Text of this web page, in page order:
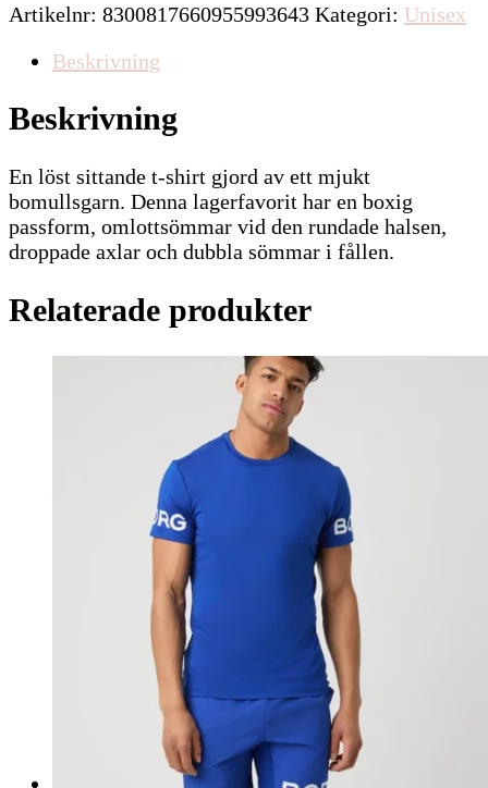
Artikelnr: 8300817660955993643 Kategori: Unisex
Beskrivning
Beskrivning
En löst sittande t-shirt gjord av ett mjukt
bomullsgarn. Denna lagerfavorit har en boxig
passform, omlottsömmar vid den rundade halsen,
droppade axlar och dubbla sömmar i fållen.
Relaterade produkter